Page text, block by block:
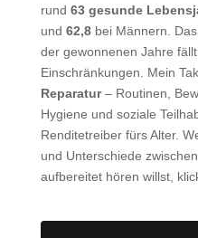
rund 63 gesunde
und 62,8bei Männern.
der gewonnenen Jahre
Einschränkungen. Mein
Reparatur– Routinen,
Hygiene und soziale
Renditetreiber fürs Alter.
und Unterschiede
aufbereitet hören willst,